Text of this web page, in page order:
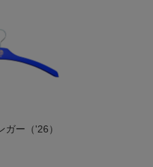
ガー（'26）